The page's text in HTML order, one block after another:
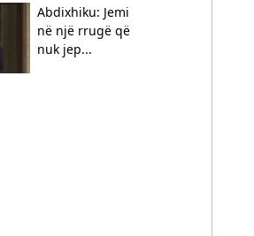
Abdixhiku: Jemi
në një rrugë që
nuk jep...